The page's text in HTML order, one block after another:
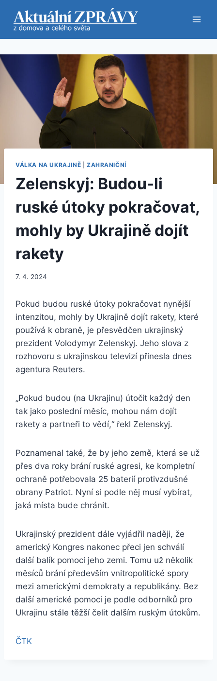
obsah
VÁLKA NA UKRAJINĚ ZAHRANIČNÍ
Zelenskyj: Budou-li
ruské útoky pokračovat,
mohly by Ukrajině dojít
rakety
7. 4. 2024
Pokud budou ruské útoky pokračovat nynější
intenzitou, mohly by Ukrajině dojít rakety, které
používá k obraně, je přesvědčen ukrajinský
prezident Volodymyr Zelenskyj. Jeho slova z
rozhovoru s ukrajinskou televizí přinesla dnes
agentura Reuters.
„Pokud budou (na Ukrajinu) útočit každý den
tak jako poslední měsíc, mohou nám dojít
rakety a partneři to vědí,“ řekl Zelenskyj.
Poznamenal také, že by jeho země, která se už
přes dva roky brání ruské agresi, ke kompletní
ochraně potřebovala 25 baterií protivzdušné
obrany Patriot. Nyní si podle něj musí vybírat,
jaká místa bude chránit.
Ukrajinský prezident dále vyjádřil naději, že
americký Kongres nakonec přeci jen schválí
další balík pomoci jeho zemi. Tomu už několik
měsíců brání především vnitropolitické spory
mezi americkými demokraty a republikány. Bez
další americké pomoci je podle odborníků pro
Ukrajinu stále těžší čelit dalším ruským útokům.
ČTK